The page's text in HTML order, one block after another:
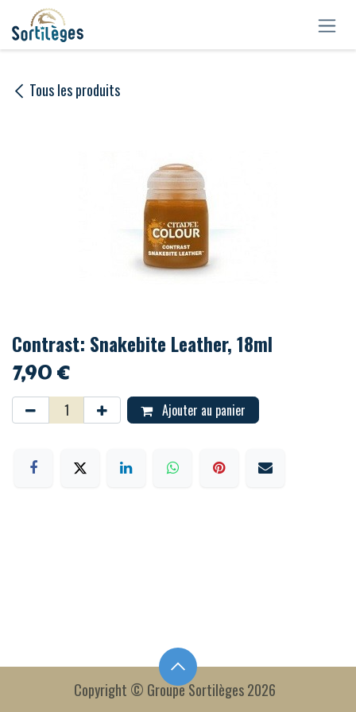
Se rendre au contenu
Tous les produits
Contrast: Snakebite Leather, 18ml
7,90€
Ajouter au panier
Copyright © Groupe Sortilèges 2026